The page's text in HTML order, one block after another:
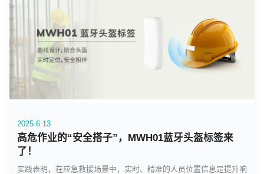
2025.6.13
高危作业的“安全搭子”，MWH01蓝牙头盔标签来
了！
实践表明，在应急救援场景中，实时、精准的人员位置信息是提升响